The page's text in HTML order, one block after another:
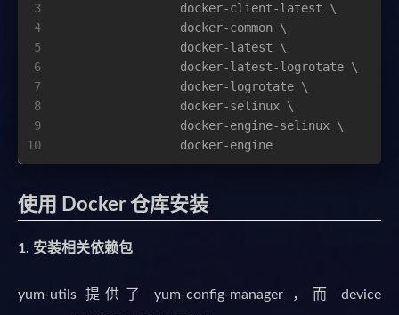
3
4
5
6
7
8
9
10
                 docker-client-latest \
                 docker-common \
                 docker-latest \
                 docker-latest-logrotate \
                 docker-logrotate \
                 docker-selinux \
                 docker-engine-selinux \
                 docker-engine
使用 Docker 仓库安装
1. 安装相关依赖包
yum-utils 提供了 yum-config-manager ，而 device